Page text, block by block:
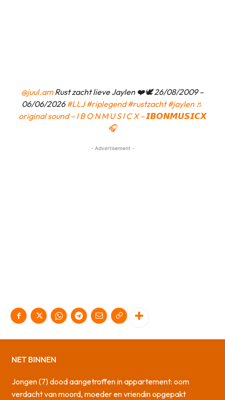
@juul.am Rust zacht lieve Jaylen ❤️🕊️ 26/08/2009 –
06/06/2026#LLJ #riplegend #rustzacht #jaylen ♬
original sound – I B O N M U S I C X – 𝙄𝘽𝙊𝙉𝙈𝙐𝙎𝙄𝘾𝙓
🎧
- Advertisement -
NET BINNEN
Jongen (7) dood aangetroffen in appartement: oom
verdacht van moord, moeder en vriendin opgepakt